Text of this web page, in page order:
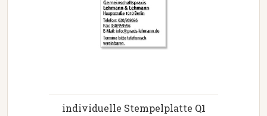
individuelle Stempelplatte Q1